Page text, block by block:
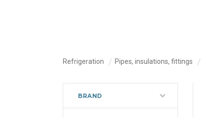
Refrigeration Pipes, insulations, fittings
BRAND